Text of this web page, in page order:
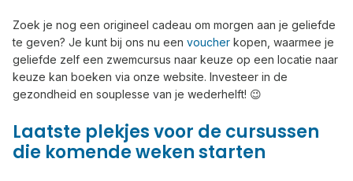
Zoek je nog een origineel cadeau om morgen aan je geliefde
te geven? Je kunt bij ons nu een voucher kopen, waarmee je
geliefde zelf een zwemcursus naar keuze op een locatie naar
keuze kan boeken via onze website. Investeer in de
gezondheid en souplesse van je wederhelft! 😉
Laatste plekjes voor de cursussen
die komende weken starten